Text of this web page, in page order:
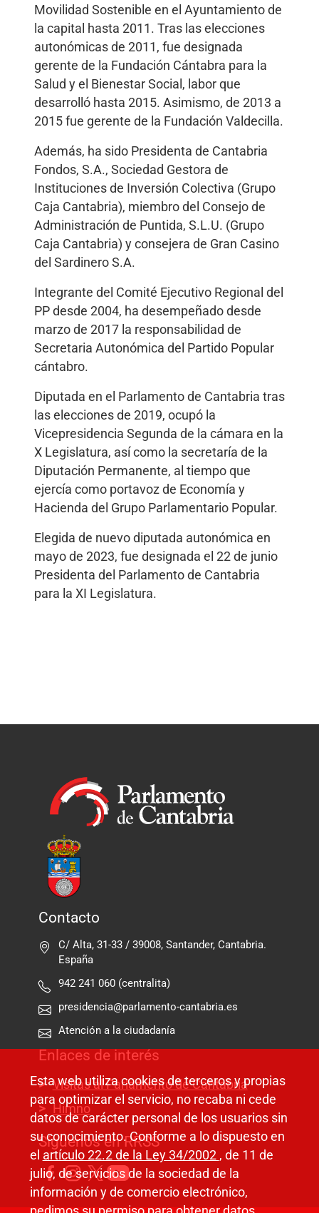
Movilidad Sostenible en el Ayuntamiento de
la capital hasta 2011. Tras las elecciones
autonómicas de 2011, fue designada
gerente de la Fundación Cántabra para la
Salud y el Bienestar Social, labor que
desarrolló hasta 2015. Asimismo, de 2013 a
2015 fue gerente de la Fundación Valdecilla.
Además, ha sido Presidenta de Cantabria
Fondos, S.A., Sociedad Gestora de
Instituciones de Inversión Colectiva (Grupo
Caja Cantabria), miembro del Consejo de
Administración de Puntida, S.L.U. (Grupo
Caja Cantabria) y consejera de Gran Casino
del Sardinero S.A.
Integrante del Comité Ejecutivo Regional del
PP desde 2004, ha desempeñado desde
marzo de 2017 la responsabilidad de
Secretaria Autonómica del Partido Popular
cántabro.
Diputada en el Parlamento de Cantabria tras
las elecciones de 2019, ocupó la
Vicepresidencia Segunda de la cámara en la
X Legislatura, así como la secretaría de la
Diputación Permanente, al tiempo que
ejercía como portavoz de Economía y
Hacienda del Grupo Parlamentario Popular.
Elegida de nuevo diputada autonómica en
mayo de 2023, fue designada el 22 de junio
Presidenta del Parlamento de Cantabria
para la XI Legislatura.
Contacto
C/ Alta, 31-33 / 39008, Santander, Cantabria.
España
942 241 060 (centralita)
presidencia@parlamento-cantabria.es
Atención a la ciudadanía
Enlaces de interés
Visitas al Parlamento de Cantabria
Himno
Síguenos en RRSS
Esta web utiliza cookies de terceros y propias
para optimizar el servicio, no recaba ni cede
datos de carácter personal de los usuarios sin
su conocimiento. Conforme a lo dispuesto en
el artículo 22.2 de la Ley 34/2002 , de 11 de
julio, de servicios de la sociedad de la
información y de comercio electrónico,